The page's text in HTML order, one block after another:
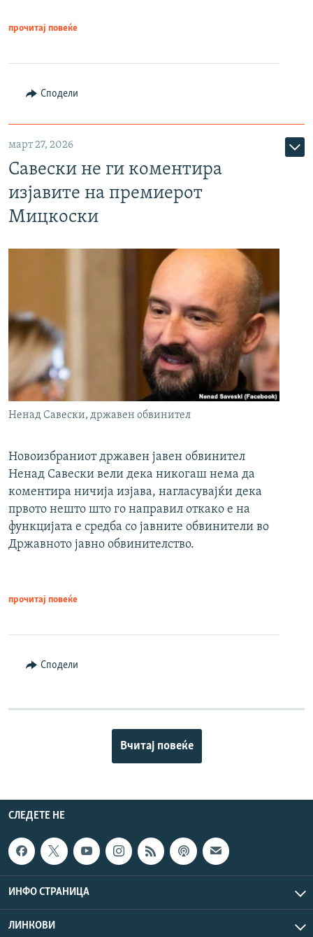
прочитај повеќе
Сподели
март 27, 2026
Савески не ги коментира
изјавите на премиерот
Мицкоски
Ненад Савески, државен обвинител
Новоизбраниот државен јавен обвинител
Ненад Савески вели дека никогаш нема да
коментира ничија изјава, нагласувајќи дека
првото нешто што го направил откако е на
функцијата е средба со јавните обвинители во
Државното јавно обвинителство.
прочитај повеќе
Сподели
Вчитај повеќе
СЛЕДЕТЕ НЕ
ИНФО СТРАНИЦА
ЛИНКОВИ